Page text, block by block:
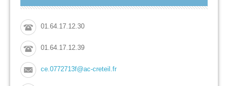
01.64.17.12.30
01.64.17.12.39
ce.0772713f@ac-creteil.fr